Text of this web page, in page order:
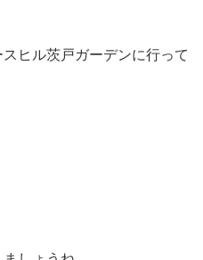
ヒル茨戸ガーデンに行って